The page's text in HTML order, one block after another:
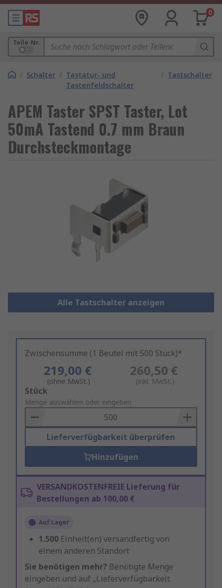
0
Teile-Nr.
/ Schalter / Tastatur- und
Tastenfeldschalter
/ Tastschalter
APEM Taster SPST Taster, Lot
50mA Tastend 0.7 mm Braun
Durchsteckmontage
Alle Tastschalter anzeigen
Zwischensumme (1 Beutel mit 500 Stück)*
219,00 €
(ohne MwSt.)
260,50 €
(inkl. MwSt.)
Add
to
Basket
Stück
Menge auswählen oder eingeben
Lieferverfügbarkeit überprüfen
Hinzufügen
VERSANDKOSTENFREIE Lieferung für
Bestellungen ab 100,00 €
Auf Lager
1.500 Einheit(en) versandfertig von
einem anderen Standort
Sie benötigen mehr? Benötigte Menge
eingeben und auf „Lieferverfügbarkeit